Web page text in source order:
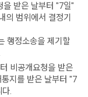
을 받은 날부터 "7일"
의 범위에서 결정기
행정소송을 제기할
비공개요청을 받은
지를 받은 날부터 "7
.